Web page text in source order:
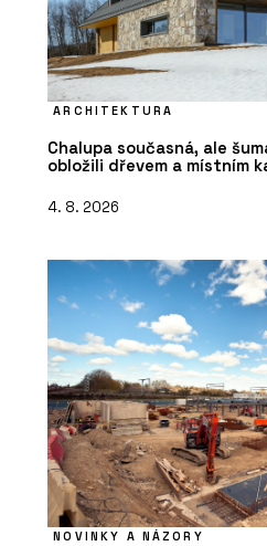
ARCHITEKTURA
Chalupa současná, ale
obložili dřevem a místním
4. 8. 2026
NOVINKY A NÁZORY